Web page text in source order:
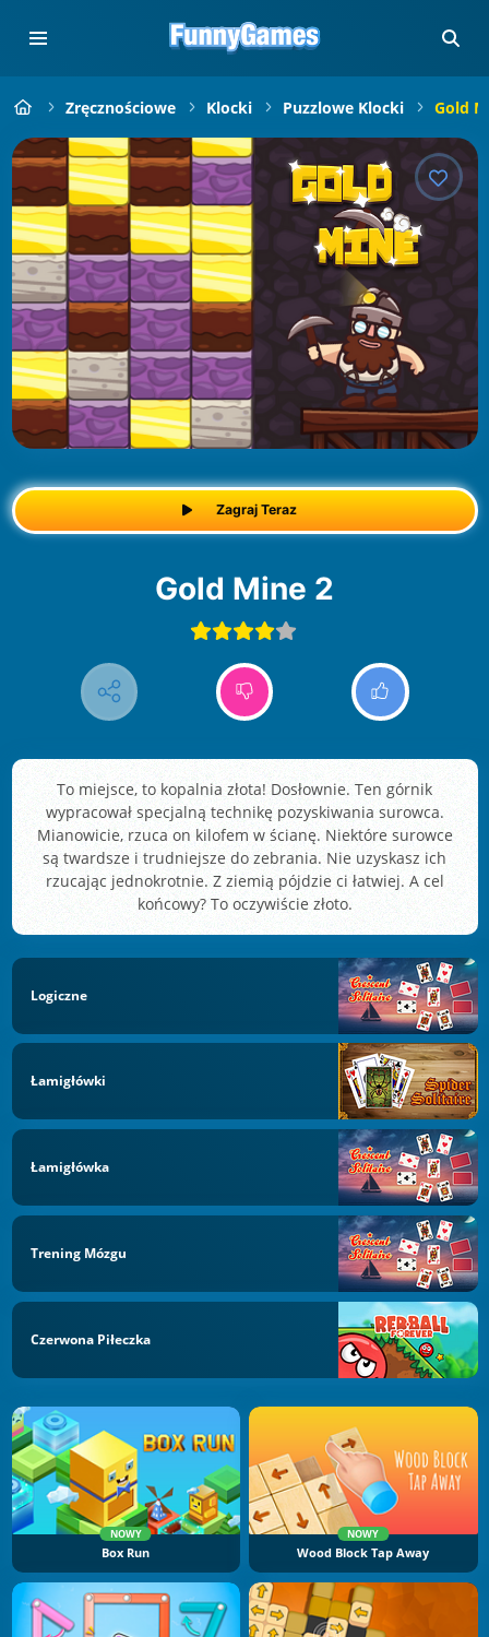
Zręcznościowe Klocki Puzzlowe Klocki Gold
Zagraj Teraz
Gold Mine 2
To miejsce, to kopalnia złota! Dosłownie. Ten górnik
wypracował specjalną technikę pozyskiwania surowca.
Mianowicie, rzuca on kilofem w ścianę. Niektóre surowce
są twardsze i trudniejsze do zebrania. Nie uzyskasz ich
rzucając jednokrotnie. Z ziemią pójdzie ci łatwiej. A cel
końcowy? To oczywiście złoto.
Logiczne
Łamigłówki
Łamigłówka
Trening Mózgu
Czerwona Piłeczka
NOWY
Box Run
NOWY
Wood Block Tap Away